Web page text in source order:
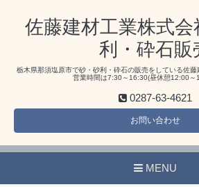
佐藤建材工業株式会
利・砕石販
栃木県那須塩原市で砂・砂利・砕石の販売をしている佐藤
営業時間は7:30～16:30(昼休憩12:00～
0287-63-4621
お問い合わせ
MENU